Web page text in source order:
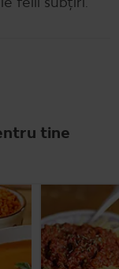
tine
Supă cremă de
linte
Cel mult 60 minute